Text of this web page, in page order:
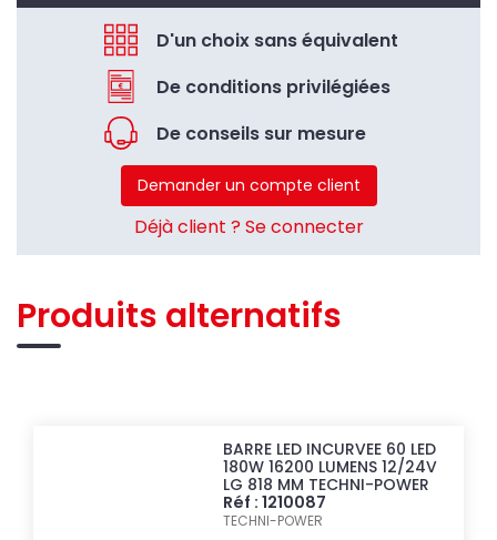
D'un choix sans équivalent
De conditions privilégiées
De conseils sur mesure
Demander un compte client
Déjà client ? Se connecter
Produits alternatifs
BARRE LED INCURVEE 60 LED
180W 16200 LUMENS 12/24V
LG 818 MM TECHNI-POWER
Réf : 1210087
TECHNI-POWER